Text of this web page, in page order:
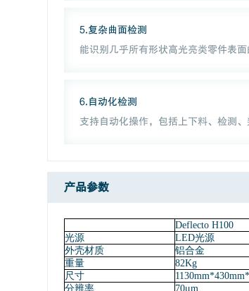
5.复杂曲面检测
能识别几乎所有形状高光亮类零件表
6.自动化检测
支持自动化操作，包括上下料、检测
产品参数
Deflecto H100
光源
LED光源
外壳材质
铝合金
重量
82Kg
尺寸
分辨率
70μm